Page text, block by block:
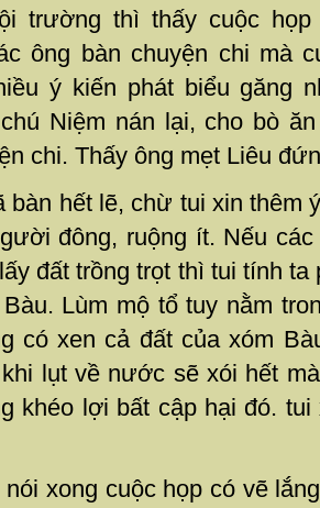
trường thì thấy cuộc
ông bàn chuyện chi mà
ý kiến phát biểu găng
Niệm nán lại, cho bò
chi. Thấy ông mẹt Liêu
bàn hết lẽ, chừ tui xin thêm
đông, ruộng ít. Nếu các
đất trồng trọt thì tui tính
Lùm mộ tổ tuy nằm
có xen cả đất của xóm
lụt về nước sẽ xói hết
khéo lợi bất cập hại đó.
xong cuộc họp có vẽ